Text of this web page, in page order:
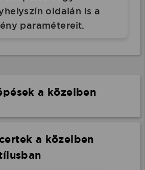
oldalán is a
paramétereit.
a közelben
a közelben